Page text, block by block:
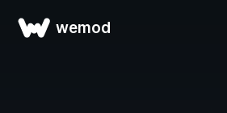
wemod